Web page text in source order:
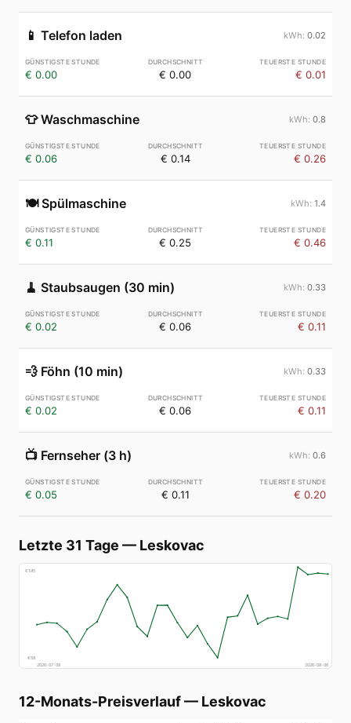
📱 Telefon laden 0.02
€ 0.00 € 0.00 € 0.01
👕 Waschmaschine 0.8
€ 0.06 € 0.14 € 0.26
🍽️ Spülmaschine 1.4
€ 0.11 € 0.25 € 0.46
🧹 Staubsaugen (30 min) 0.33
€ 0.02 € 0.06 € 0.11
💨 Föhn (10 min) 0.33
€ 0.02 € 0.06 € 0.11
📺 Fernseher (3 h) 0.6
€ 0.05 € 0.11 € 0.20
Letzte 31 Tage — Leskovac
€185
€58
2026-07-08
2026-08-06
12-Monats-Preisverlauf— Leskovac